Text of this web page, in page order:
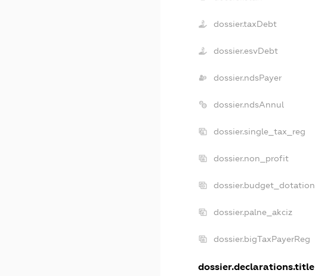
dossier.taxDebt
dossier.esvDebt
dossier.ndsPayer
dossier.ndsAnnul
dossier.single_tax_reg
dossier.non_profit
dossier.budget_dotation
dossier.palne_akciz
dossier.bigTaxPayerReg
dossier.declarations.title